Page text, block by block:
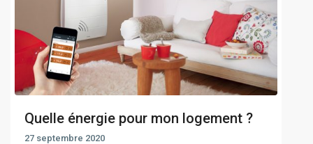
Quelle énergie pour mon logement ?
27 septembre 2020